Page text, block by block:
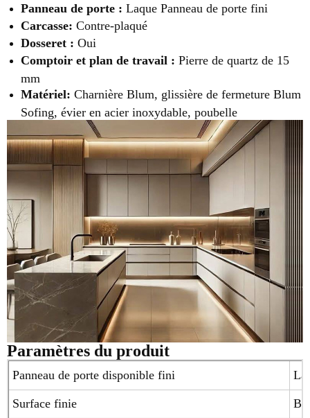
Panneau de porte : Laque Panneau de porte fini
Carcasse: Contre-plaqué
Dosseret : Oui
Comptoir et plan de travail : Pierre de quartz de 15
mm
Matériel: Charnière Blum, glissière de fermeture Blum
Sofing, évier en acier inoxydable, poubelle
Paramètres du produit
Panneau de porte disponible fini
Surface finie